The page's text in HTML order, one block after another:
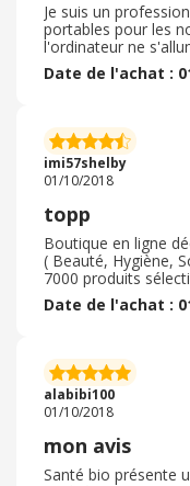
Je suis un
portables pour les
l'ordinateur ne
ce ne soit pas la fin
envoyer un
d'échanger l'appareil
durera entre deux
semaines au cours
estimation de 0
appareil et un
souhaiterez
dois donc acheter
Date de l'achat :
imi57shelby
01/10/2018
topp
Boutique en ligne
( Beauté, Hygiène,
7000 produits
marques de la
les crèmes anti-ride
LIVRAISON RAPIDE
L ARRIVEE A LA
petit cadeau est
Date de l'achat :
alabibi100
01/10/2018
mon avis
Santé bio présente